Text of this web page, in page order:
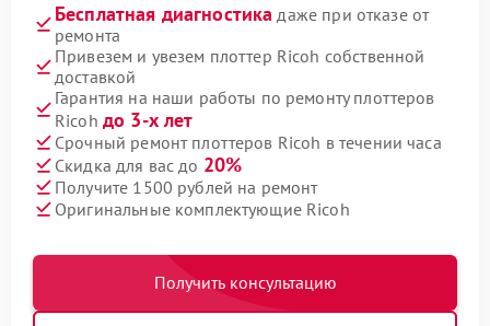
Бесплатная диагностика даже при отказе от
ремонта
Привезем и увезем плоттер Ricoh собственной
доставкой
Гарантия на наши работы по ремонту плоттеров
Ricoh до 3-х лет
Срочный ремонт плоттеров Ricoh в течении часа
Скидка для вас до 20%
Получите 1500 рублей на ремонт
Оригинальные комплектующие Ricoh
Получить консультацию